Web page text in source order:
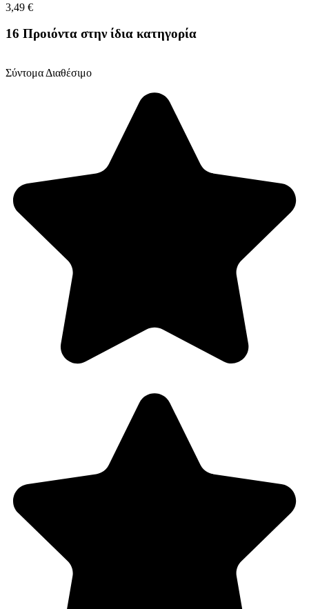
3,49 €
16 Προιόντα στην ίδια κατηγορία
Σύντομα Διαθέσιμο